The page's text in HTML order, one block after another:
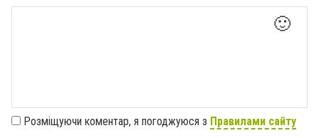
🙂
Розміщуючи коментар, я погоджуюся з Правилами сайту